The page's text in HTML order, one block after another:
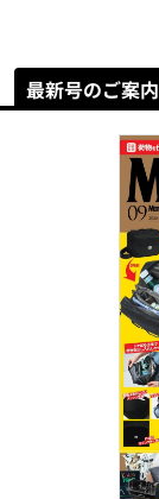
最新号のご案内